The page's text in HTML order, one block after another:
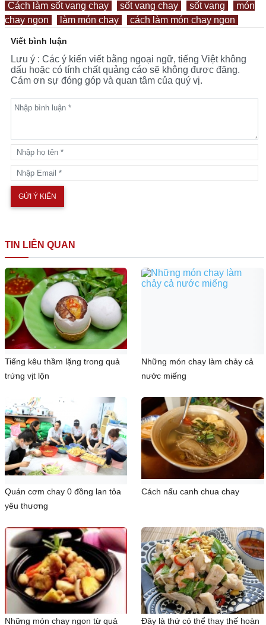
Cách làm sốt vang chay sốt vang chay sốt vang
món
chay ngon
làm món chay cách làm món chay ngon
Viết bình luận
Lưu ý : Các ý kiến viết bằng ngoại ngữ, tiếng Việt không
dấu hoặc có tính chất quảng cáo sẽ không được đăng.
Cám ơn sự đóng góp và quan tâm của quý vị.
TIN LIÊN QUAN
Tiếng kêu thầm lặng trong quả
trứng vịt lộn
Những món chay làm chảy cả
nước miếng
Quán cơm chay 0 đồng lan tỏa
yêu thương
Cách nấu canh chua chay
Những món chay ngon từ quả Đây là thứ có thể thay thế hoàn